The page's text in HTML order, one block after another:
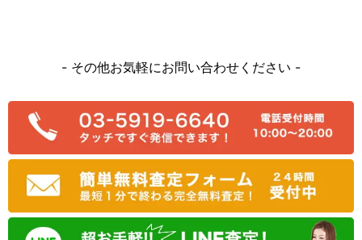
- その他お気軽にお問い合わせください -